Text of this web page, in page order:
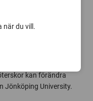
livet
försöka läsa läppar
Men en
kan förändra
Jönköping University.
när du vill.